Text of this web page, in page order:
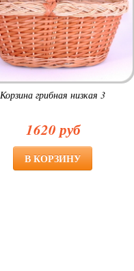
Корзина грибная низкая 3
1620 руб